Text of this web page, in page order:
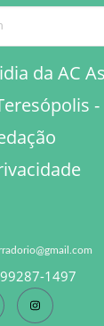
da AC
1497